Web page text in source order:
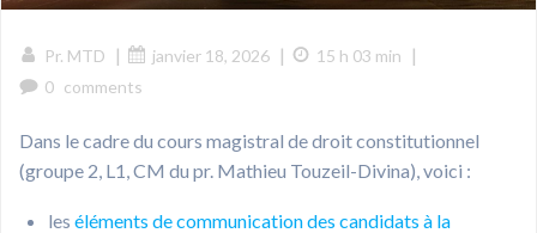
Pr. MTD | janvier 18, 2026 | 15 h 03 min |
0 comments
Dans le cadre du cours magistral de droit constitutionnel
(groupe 2, L1, CM du pr. Mathieu Touzeil-Divina), voici :
les éléments de communication des candidats à la